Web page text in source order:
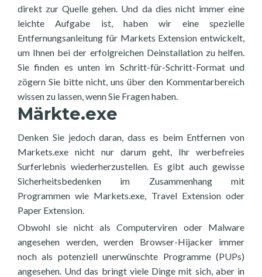
direkt zur Quelle gehen. Und da dies nicht immer eine
leichte Aufgabe ist, haben wir eine spezielle
Entfernungsanleitung für Markets Extension entwickelt,
um Ihnen bei der erfolgreichen Deinstallation zu helfen.
Sie finden es unten im Schritt-für-Schritt-Format und
zögern Sie bitte nicht, uns über den Kommentarbereich
wissen zu lassen, wenn Sie Fragen haben.
Märkte.exe
Denken Sie jedoch daran, dass es beim Entfernen von
Markets.exe nicht nur darum geht, Ihr werbefreies
Surferlebnis wiederherzustellen. Es gibt auch gewisse
Sicherheitsbedenken im Zusammenhang mit
Programmen wie Markets.exe, Travel Extension oder
Paper Extension.
Obwohl sie nicht als Computerviren oder Malware
angesehen werden, werden Browser-Hijacker immer
noch als potenziell unerwünschte Programme (PUPs)
angesehen. Und das bringt viele Dinge mit sich, aber in